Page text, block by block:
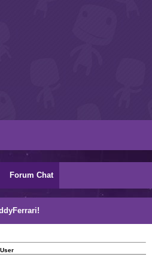
Forum Chat